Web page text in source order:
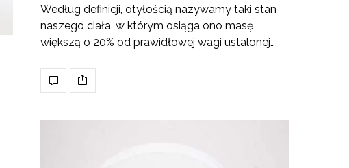
Według definicji, otyłością nazywamy taki stan
naszego ciała, w którym osiąga ono masę
większą o 20% od prawidłowej wagi ustalonej…